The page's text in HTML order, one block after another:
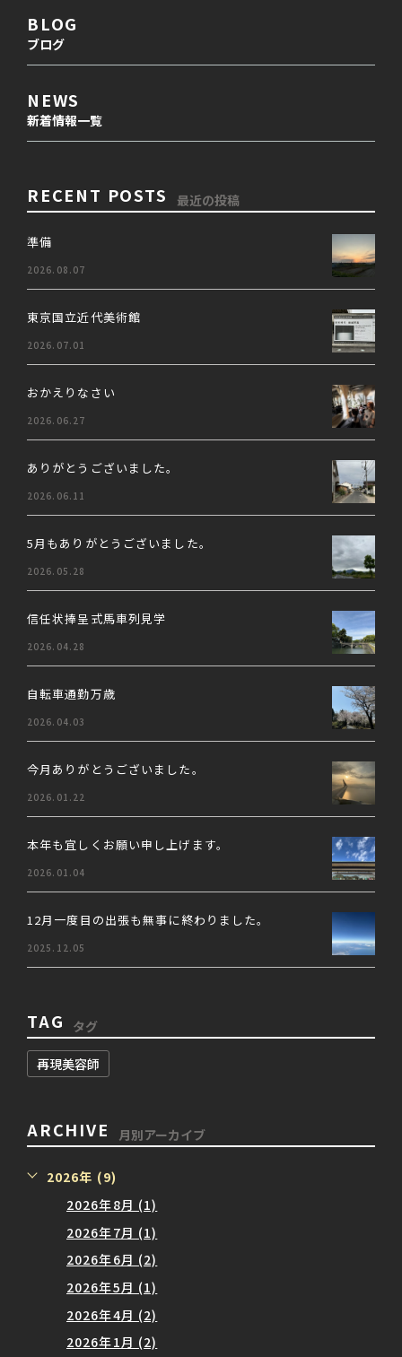
BLOG
ブログ
NEWS
新着情報一覧
RECENT POSTS 最近の投稿
準備
2026.08.07
東京国立近代美術館
2026.07.01
おかえりなさい
2026.06.27
ありがとうございました。
2026.06.11
5月もありがとうございました。
2026.05.28
信任状捧呈式馬車列見学
2026.04.28
自転車通勤万歳
2026.04.03
今月ありがとうございました。
2026.01.22
本年も宜しくお願い申し上げます。
2026.01.04
12月一度目の出張も無事に終わりました。
2025.12.05
TAG タグ
再現美容師
ARCHIVE 月別アーカイブ
2026年 (9)
2026年8月 (1)
2026年7月 (1)
2026年6月 (2)
2026年5月 (1)
2026年4月 (2)
2026年1月 (2)